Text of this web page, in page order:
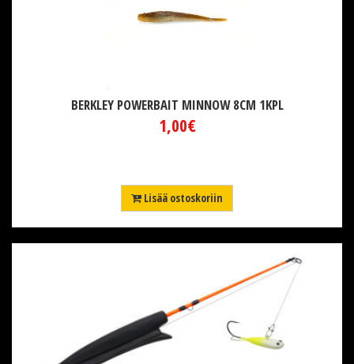
BERKLEY POWERBAIT MINNOW 8CM 1KPL
1,00€
Lisää ostoskoriin